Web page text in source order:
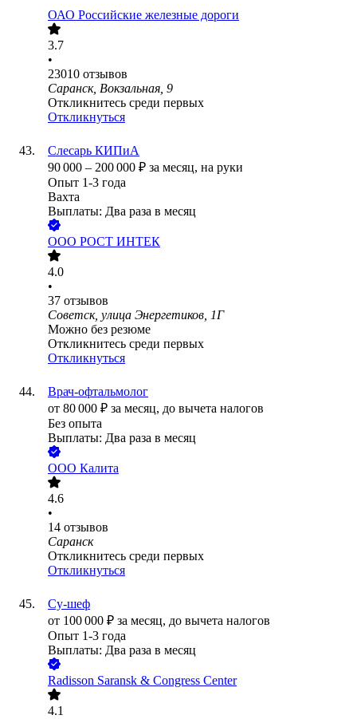
ОАО Российские железные дороги
3.7
•
23010 отзывов
Саранск, Вокзальная, 9
Откликнитесь среди первых
Откликнуться
Слесарь КИПиА
90 000 – 200 000 ₽ за месяц, на руки
Опыт 1-3 года
Вахта
Выплаты: Два раза в месяц
ООО РОСТ ИНТЕК
4.0
•
37 отзывов
Советск, улица Энергетиков, 1Г
Можно без резюме
Откликнитесь среди первых
Откликнуться
Врач-офтальмолог
от 80 000 ₽ за месяц, до вычета налогов
Без опыта
Выплаты: Два раза в месяц
ООО Калита
4.6
•
14 отзывов
Саранск
Откликнитесь среди первых
Откликнуться
Су-шеф
от 100 000 ₽ за месяц, до вычета налогов
Опыт 1-3 года
Выплаты: Два раза в месяц
Radisson Saransk & Congress Center
4.1